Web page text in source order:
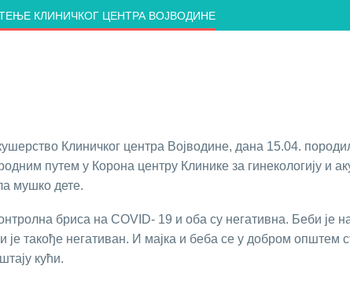
КЛИНИЧКОГ ЦЕНТРА ВОЈВОДИНЕ
Клиничког центра Војводине, дана 15.04.
путем у Корона центру Клинике за гинекологију и
мушко дете.
бриса на COVID- 19 и оба су негативна. Беби је
је такође негативан. И мајка и беба се у добром
кући.